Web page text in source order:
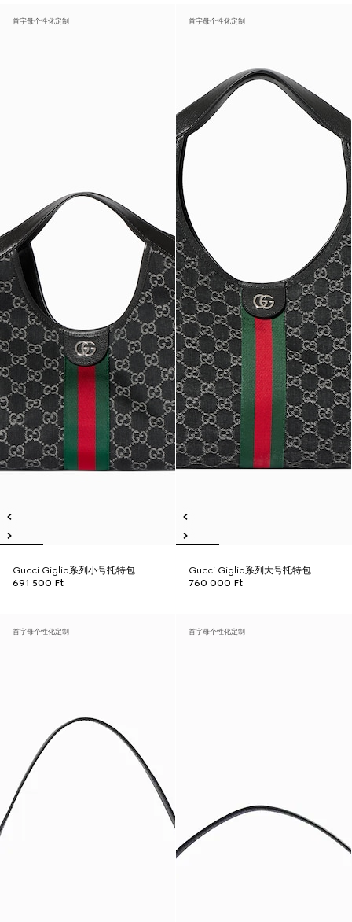
首字母个性化定制
Gucci Giglio系列小号托特包
691 500 Ft
首字母个性化定制
Gucci Giglio系列大号托特包
760 000 Ft
首字母个性化定制 首字母个性化定制